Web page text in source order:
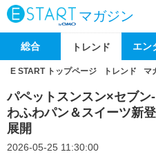
マガジン
総合 トレンド エン
E START トップページ トレンド マ
パペットスンスン×セブ
わふわパン＆スイーツ新
展開
2026-05-25 11:30:00